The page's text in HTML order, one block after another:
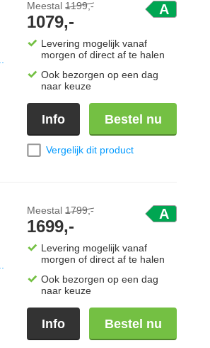
A
Meestal 1199,-
1079,-
Levering mogelijk vanaf
morgen of direct af te halen
Ook bezorgen op een dag
naar keuze
Info Bestel nu
Vergelijk dit product
A
Meestal 1799,-
1699,-
Levering mogelijk vanaf
morgen of direct af te halen
Ook bezorgen op een dag
naar keuze
Info Bestel nu